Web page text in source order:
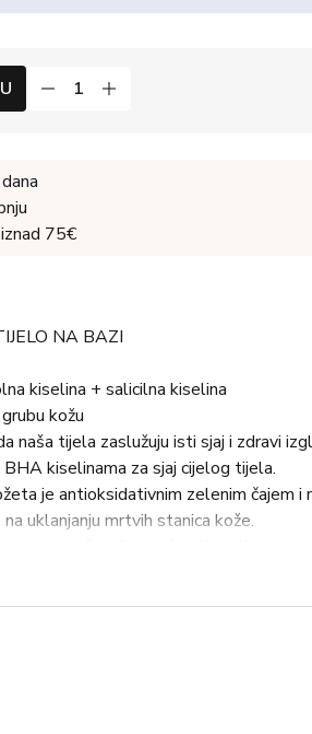
75€
NA BAZI
kiselina + salicilna kiselina
kožu
naša tijela zaslužuju isti sjaj i zdravi
kiselinama za sjaj cijelog tijela.
je antioksidativnim zelenim čajem i
uklanjanju mrtvih stanica kože.
grubu kožu. Njegujuća biljna ulja i
zaglađenom.
je izvrstan antiage tretman,